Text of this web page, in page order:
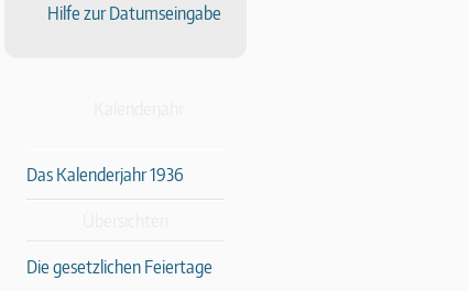
Hilfe zur Datumseingabe
Das Kalenderjahr 1936
Die gesetzlichen Feiertage